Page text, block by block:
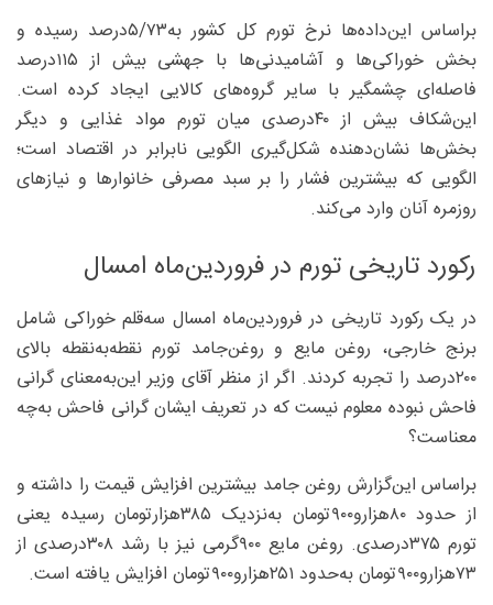
براساس این‌داده‌ها نرخ تورم کل کشور به‌۵/۷۳‌درصد رسیده و
بخش خوراکی‌ها و آشامیدنی‌ها با جهشی بیش از ۱۱۵‌درصد
فاصله‌ای چشمگیر با سایر گروه‌های کالایی ایجاد کرده است.
این‌شکاف بیش از ۴۰‌درصدی میان تورم مواد غذایی و دیگر
بخش‌ها نشان‌دهنده شکل‌گیری الگویی نابرابر در اقتصاد است؛
الگویی که بیشترین فشار را بر سبد مصرفی خانوارها و نیازهای
روزمره آنان وارد می‌کند.
رکورد تاریخی تورم در فروردین‌ماه امسال
در یک رکورد تاریخی در فروردین‌ماه امسال سه‌قلم خوراکی شامل
برنج خارجی، روغن مایع و روغن‌جامد تورم نقطه‌به‌نقطه بالای
۲۰۰‌درصد را تجربه کردند. اگر از منظر آقای وزیر این‌به‌معنای گرانی
فاحش نبوده معلوم نیست که در تعریف ایشان گرانی فاحش به‌چه
معناست؟
براساس این‌گزارش روغن جامد بیشترین افزایش قیمت را داشته و
از حدود ۸۰‌هزارو۹۰۰‌تومان به‌نزدیک ۳۸۵‌هزارتومان رسیده یعنی
تورم ۳۷۵‌درصدی. روغن مایع ۹۰۰گرمی نیز با رشد ۳۰۸‌درصدی از
۷۳هزارو۹۰۰تومان به‌حدود ۲۵۱‌هزارو۹۰۰‌تومان افزایش یافته است.